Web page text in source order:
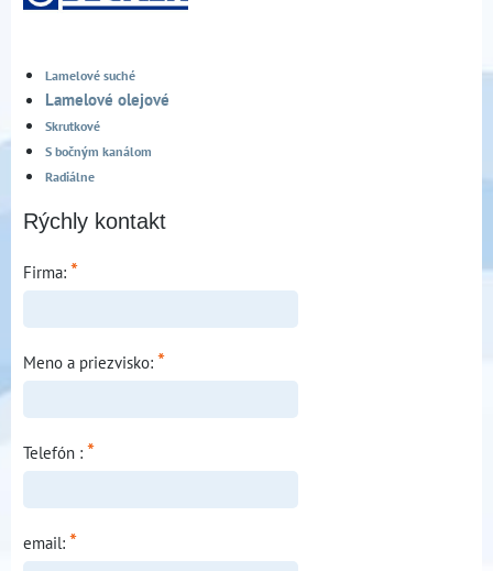
Lamelové suché
Lamelové olejové
Skrutkové
S bočným kanálom
Radiálne
Rýchly kontakt
Firma: *
Meno a priezvisko: *
Telefón : *
email: *